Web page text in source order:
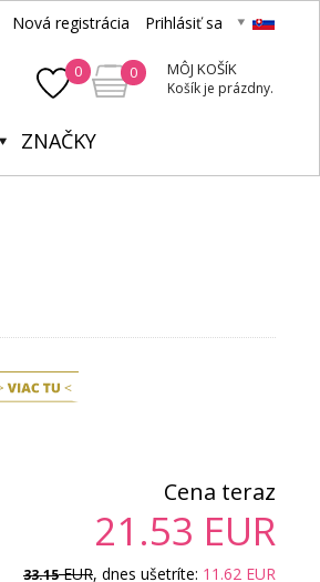
Nová registrácia Prihlásiť sa
0 0 MÔJ KOŠÍK
Košík je prázdny.
ZNAČKY
Cena teraz
21.53 EUR
33.15EUR, dnes ušetríte: 11.62 EUR